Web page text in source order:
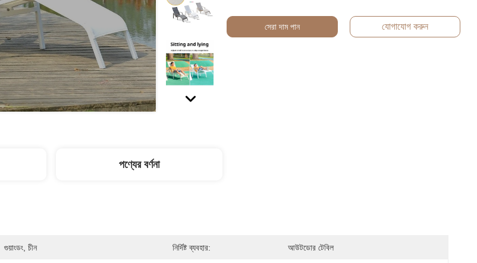
সেরা দাম পান যোগাযোগ করুন
পণ্যের বর্ণনা
গুয়াংডং, চীন নির্দিষ্ট ব্যবহার: আউটডোর টেবিল